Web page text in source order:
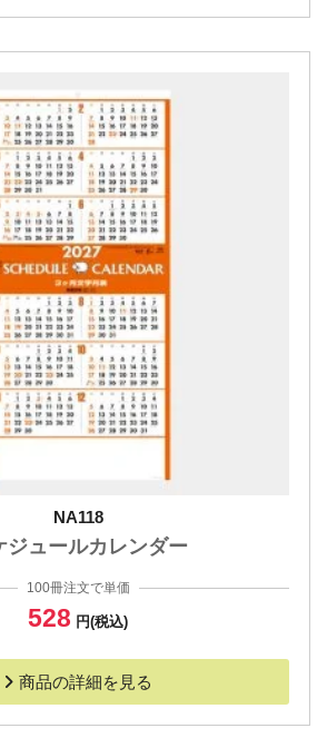
NA118
ジュールカレンダー
100冊注文で単価
528 円(税込)
商品の詳細を見る